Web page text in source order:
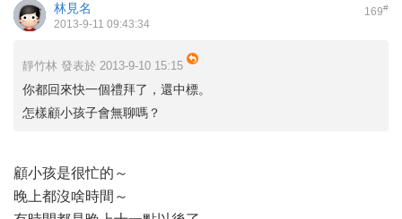
169#
林見名
2013-9-11 09:43:34
靜竹林 發表於 2013-9-10 15:15
你都回來快一個禮拜了，還中標。
怎樣顧小孩子會無聊嗎？
顧小孩是很忙的～
晚上都沒啥時間～